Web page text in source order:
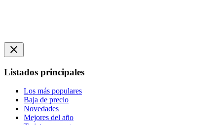
close
Listados principales
Los más populares
Baja de precio
Novedades
Mejores del año